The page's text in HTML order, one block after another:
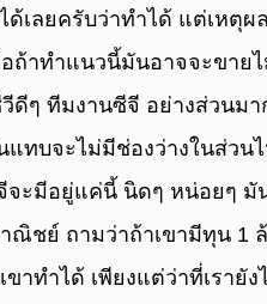
อถ้าทําแนวนี้มันอาจจะขา
ดีๆ ทีมงานซีจี อย่างส่วนมา
บจะไม่มีช่องว่างในส่วน
จะมีอยู่แค่นี้ นิดๆ หน่อยๆ มั
าณิชย์ ถามว่าถ้าเขามีทุน 1
าทําได้ เพียงแต่ว่าที่เรายั